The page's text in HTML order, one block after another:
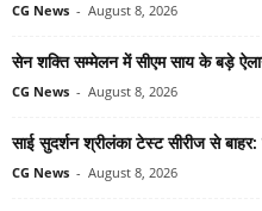
CG News - August 8, 2026
सेन शक्ति सम्मेलन में सीएम साय के बड़े
CG News - August 8, 2026
साई सुदर्शन श्रीलंका टेस्ट सीरीज से
CG News - August 8, 2026